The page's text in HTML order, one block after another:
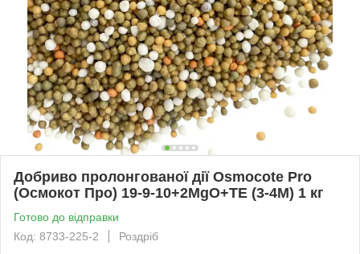
Добриво пролонгованої дії Osmocote Pro
(Осмокот Про) 19-9-10+2MgO+TE (3-4M) 1 кг
Готово до відправки
Код: 8733-225-2
Роздріб